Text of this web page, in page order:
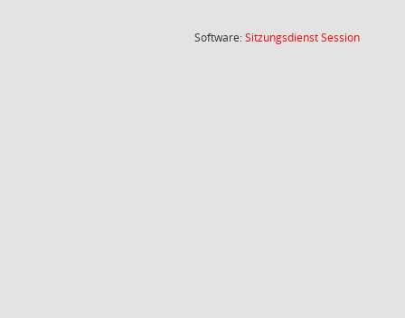
Software:SitzungsdienstSession(Wird in